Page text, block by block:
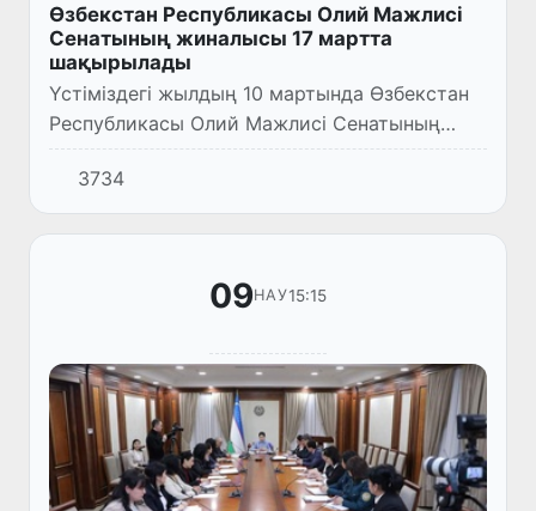
Өзбекстан Республикасы Олий Мажлисі
Сенатының жиналысы 17 мартта
шақырылады
Үстіміздегі жылдың 10 мартында Өзбекстан
Республикасы Олий Мажлисі Сенатының
мәжілісі өтті. Оны Сенат төрайымы Танзила
Нарбаева жүргізді.
3734
09НАУ15:15